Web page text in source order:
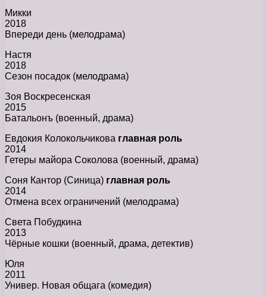
Микки
2018
Впереди день (мелодрама)
Настя
2018
Сезон посадок (мелодрама)
Зоя Воскресенская
2015
Батальонъ (военный, драма)
Евдокия Колокольчикова главная роль
2014
Гетеры майора Соколова (военный, драма)
Соня Кантор (Синица) главная роль
2014
Отмена всех ограничений (мелодрама)
Света Побудкина
2013
Чёрные кошки (военный, драма, детектив)
Юля
2011
Универ. Новая общага (комедия)